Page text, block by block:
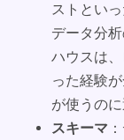
ストとい
データ分
ハウスは
った経験
が使うのに
スキーマ